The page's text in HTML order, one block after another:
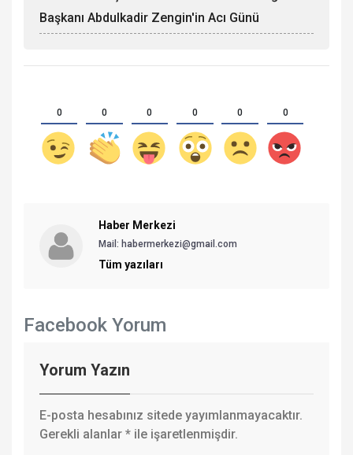
Başkanı Abdulkadir Zengin'in Acı Günü
0 0 0 0 0 0
Haber Merkezi
Mail: habermerkezi@gmail.com
Tüm yazıları
Facebook Yorum
Yorum Yazın
E-posta hesabınız sitede yayımlanmayacaktır.
Gerekli alanlar * ile işaretlenmişdir.